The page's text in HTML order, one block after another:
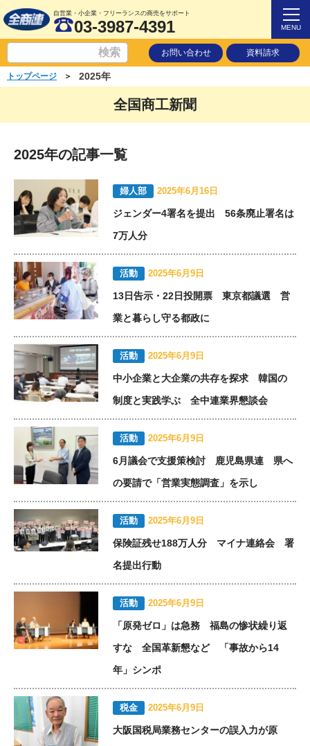
自営業・小企業・フリーランスの商売をサポート
03-3987-4391 MENU
お問い合わせ 資料請求
トップページ ＞ 2025年
全国商工新聞
2025年の記事一覧
婦人部 2025年6月16日
ジェンダー4署名を提出 56条廃止署名は
7万人分
活動 2025年6月9日
13日告示・22日投開票 東京都議選 営
業と暮らし守る都政に
活動 2025年6月9日
中小企業と大企業の共存を探求 韓国の
制度と実践学ぶ 全中連業界懇談会
活動 2025年6月9日
6月議会で支援策検討 鹿児島県連 県へ
の要請で「営業実態調査」を示し
活動 2025年6月9日
保険証残せ188万人分 マイナ連絡会 署
名提出行動
活動 2025年6月9日
「原発ゼロ」は急務 福島の惨状繰り返
すな 全国革新懇など 「事故から14
年」シンポ
税金 2025年6月9日
大阪国税局業務センターの誤入力が原